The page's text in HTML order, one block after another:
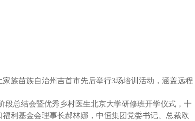
族苗族自治州吉首市先后举行3场培训活动，涵盖远程
段总结会暨优秀乡村医生北京大学研修班开学仪式，十
利基金会理事长郝林娜，中恒集团党委书记、总裁欧